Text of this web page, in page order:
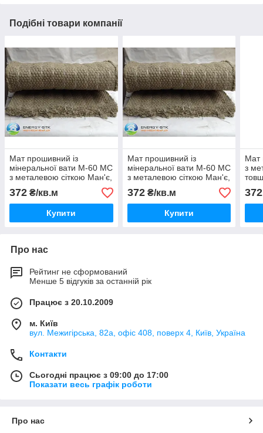
Подібні товари компанії
Мат прошивний із
мінеральної вати М-60 МС
з металевою сіткою Ман'є,
товщина 70 мм
372 ₴/кв.м
Купити
Мат прошивний із
мінеральної вати М-60 МС
з металевою сіткою Ман'є,
товщина 70 мм
372₴/кв.м
Купити
Мат
з
372
Про нас
Рейтинг не сформований
Менше 5 відгуків за останній рік
Працює з 20.10.2009
м. Київ
вул. Межигірська, 82а, офіс 408, поверх 4, Київ, Україна
Контакти
Сьогодні працює з 09:00 до 17:00
Показати весь графік роботи
Про нас